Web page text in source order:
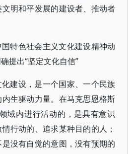
明和平发展的建设者、推动者
特色社会主义文化建设精神动
提出“坚定文化自信”
建设，是一个国家、一个民族
生驱动力量。在马克思恩格斯
域内进行活动的，是具有意识
行动的、追求某种目的的人；
没有自觉的意图，没有预期的